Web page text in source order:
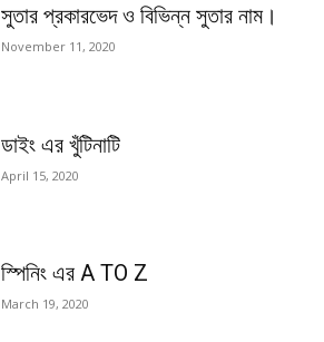
সুতার প্রকারভেদ ও বিভিন্ন সুতার নাম।
November 11, 2020
ডাইং এর খুঁটিনাটি
April 15, 2020
স্পিনিং এর A TO Z
March 19, 2020